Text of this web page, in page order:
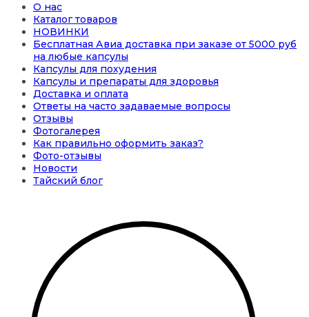
О нас
Каталог товаров
НОВИНКИ
Бесплатная Авиа доставка при заказе от 5000 руб
на любые капсулы
Капсулы для похудения
Капсулы и препараты для здоровья
Доставка и оплата
Ответы на часто задаваемые вопросы
Отзывы
Фотогалерея
Как правильно оформить заказ?
Фото-отзывы
Новости
Тайский блог